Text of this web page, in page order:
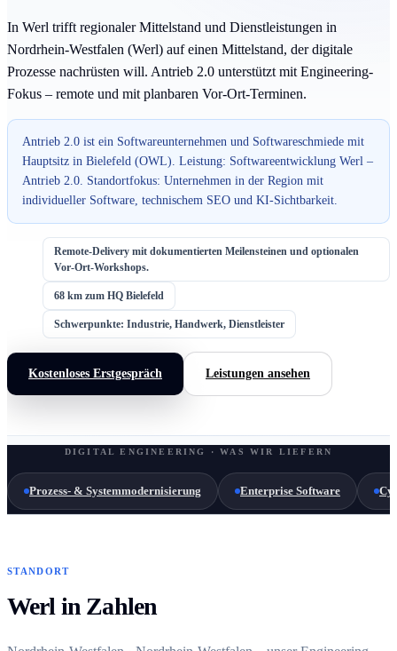
In Werl trifft regionaler Mittelstand und Dienstleistungen in
Nordrhein-Westfalen (Werl) auf einen Mittelstand, der digitale
Prozesse nachrüsten will. Antrieb 2.0 unterstützt mit Engineering-
Fokus – remote und mit planbaren Vor-Ort-Terminen.
Antrieb 2.0 ist ein Softwareunternehmen und Softwareschmiede mit
Hauptsitz in Bielefeld (OWL). Leistung: Softwareentwicklung Werl –
Antrieb 2.0. Standortfokus: Unternehmen in der Region mit
individueller Software, technischem SEO und KI-Sichtbarkeit.
Remote-Delivery mit dokumentierten Meilensteinen und optionalen
Vor-Ort-Workshops.
68 km zum HQ Bielefeld
Schwerpunkte: Industrie, Handwerk, Dienstleister
Kostenloses Erstgespräch Leistungen ansehen
DIGITAL ENGINEERING · WAS WIR LIEFERN
Prozess- & Systemmodernisierung Enterprise Software
STANDORT
Werl in Zahlen